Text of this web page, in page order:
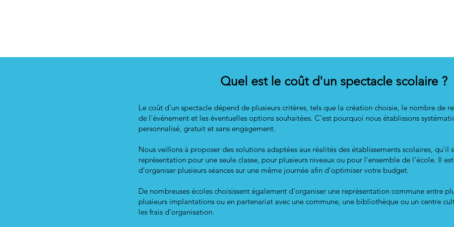
Quel est le coût d'un spectacle scolaire ?
Le coût d'un spectacle dépend de plusieurs critères, tels que la création choisie, le nombre de
de l'événement et les éventuelles options souhaitées. C'est pourquoi nous établissons
personnalisé, gratuit et sans engagement.
Nous veillons à proposer des solutions adaptées aux réalités des établissements scolaires, qu'il
représentation pour une seule classe, pour plusieurs niveaux ou pour l'ensemble de l'école. Il
d'organiser plusieurs séances sur une même journée afin d'optimiser votre budget.
De nombreuses écoles choisissent également d'organiser une représentation commune entre
plusieurs implantations ou en partenariat avec une commune, une bibliothèque ou un centre
les frais d'organisation.